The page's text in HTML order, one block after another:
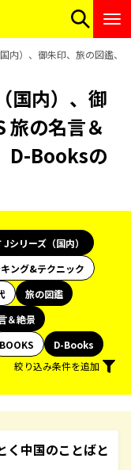
内）、御朱印、旅の図鑑、
国内）、御
旅の名言＆
D-Booksの
シリーズ（国内）
ング&テクニック
旅の図鑑
＆絶景
BOOKS
D-Books
絞り込み条件を追加
く中国のことばと